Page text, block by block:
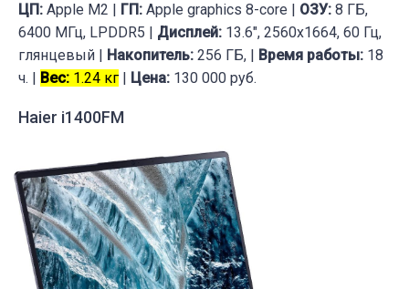
ЦП: Apple M2 | ГП: Apple graphics 8-core | ОЗУ: 8 ГБ,
6400 МГц, LPDDR5 | Дисплей: 13.6", 2560x1664, 60 Гц,
глянцевый | Накопитель: 256 ГБ, | Время работы: 18
ч. | Вес: 1.24 кг | Цена: 130 000 руб.
Haier i1400FM